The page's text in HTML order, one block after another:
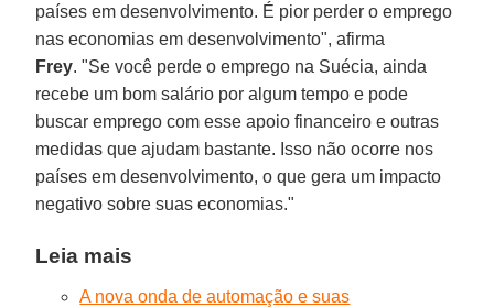
países em desenvolvimento. É pior perder o emprego
nas economias em desenvolvimento", afirma
Frey. "Se você perde o emprego na Suécia, ainda
recebe um bom salário por algum tempo e pode
buscar emprego com esse apoio financeiro e outras
medidas que ajudam bastante. Isso não ocorre nos
países em desenvolvimento, o que gera um impacto
negativo sobre suas economias."
Leia mais
A nova onda de automação e suas